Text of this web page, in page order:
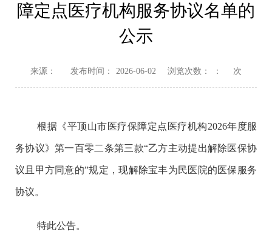
障定点医疗机构服务协议名单的
公示
来源： 发布时间： 2026-06-02 浏览次数： ： 次
根据《平顶山市医疗保障定点医疗机构2026年度服
务协议》第一百零二条第三款“乙方主动提出解除医保协
议且甲方同意的”规定，现解除宝丰为民医院的医保服务
协议。
特此公告。